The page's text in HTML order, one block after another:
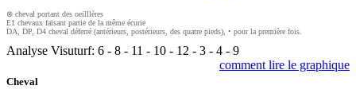
⊗ cheval portant des oeilllères
E1 chevaux faisant partie de la même écurie
DA, DP, D4 cheval déferré (antérieurs, postérieurs, des quatre pieds), • pour la première fois.
Analyse Visuturf: 6 - 8 - 11 - 10 - 12 - 3 - 4 - 9
comment lire le graphique
Cheval